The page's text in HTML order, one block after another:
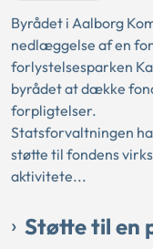
Byrådet i Aalborg
nedlæggelse af en
forlystelsesparken
byrådet at dække
forpligtelser.
Statsforvaltningen
støtte til fondens
aktivitete...
Støtte til en